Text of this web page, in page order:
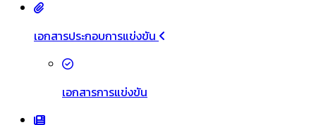
เอกสารประกอบการแข่งขัน
เอกสารการแข่งขัน